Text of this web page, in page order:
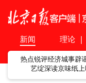
新闻 理论 |
热点锐评经济城事辟
艺绽深读京味纸